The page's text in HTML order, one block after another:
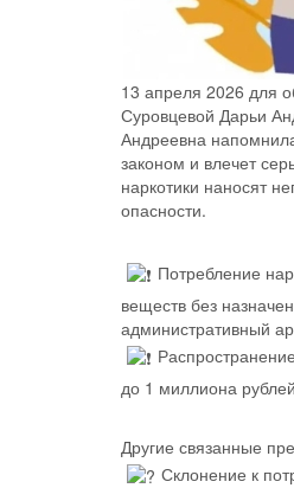
13 апреля 2026 для
Суровцевой Дарьи
Андреевна
законом и влечет
наркотики наносят
опасности.
Потребление
веществ без
административный
до 1 миллиона
Другие связанные
Склонение к